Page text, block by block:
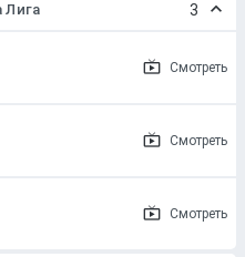
Лига 3
Смотреть
Смотреть
Смотреть